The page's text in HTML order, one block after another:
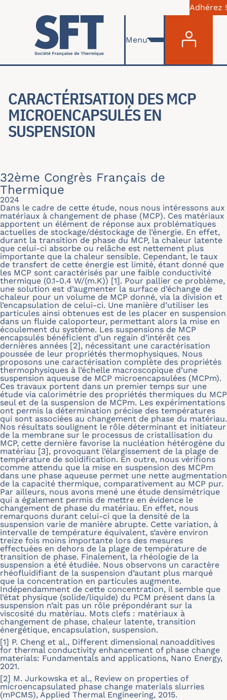
Aller au contenu principal
Adhérez !
Menu
CARACTÉRISATION DES MCP
MICROENCAPSULÉS EN
SUSPENSION
32ème Congrès Français de
Thermique
2024
Dans le cadre de cette étude, nous nous intéressons aux
matériaux à changement de phase (MCP). Ces matériaux
apportent un élément de réponse aux problématiques
actuelles de stockage/déstockage de l’énergie. En effet,
durant la transition de phase du MCP, la chaleur latente
que celui-ci absorbe ou relâche est nettement plus
importante que la chaleur sensible. Cependant, le taux
de transfert de cette énergie est limité, étant donné que
les MCP sont caractérisés par une faible conductivité
thermique (0.1-0.4 W/(m.K)) [1]. Pour pallier ce problème,
une solution est d’augmenter la surface d’échange de
chaleur pour un volume de MCP donné, via la division et
l’encapsulation de celui-ci. Une manière d’utiliser les
particules ainsi obtenues est de les placer en suspension
dans un fluide caloporteur, permettant alors la mise en
écoulement du système. Les suspensions de MCP
encapsulés bénéficient d’un regain d’intérêt ces
dernières années [2], nécessitant une caractérisation
poussée de leur propriétés thermophysiques. Nous
proposons une caractérisation complète des propriétés
thermophysiques à l’échelle macroscopique d’une
suspension aqueuse de MCP microencapsulées (MCPm).
Ces travaux portent dans un premier temps sur une
étude via calorimétrie des propriétés thermiques du MCP
seul et de la suspension de MCPm. Les expérimentations
ont permis la détermination précise des températures
qui sont associées au changement de phase du matériau.
Nos résultats soulignent le rôle déterminant et initiateur
de la membrane sur le processus de cristallisation du
MCP, cette dernière favorise la nucléation hétérogène du
matériau [3], provoquant l’élargissement de la plage de
température de solidification. En outre, nous vérifions
comme attendu que la mise en suspension des MCPm
dans une phase aqueuse permet une nette augmentation
de la capacité thermique, comparativement au MCP pur.
Par ailleurs, nous avons mené une étude densimétrique
qui a également permis de mettre en évidence le
changement de phase du matériau. En effet, nous
remarquons durant celui-ci que la densité de la
suspension varie de manière abrupte. Cette variation, à
intervalle de température équivalent, s’avère environ
treize fois moins importante lors des mesures
effectuées en dehors de la plage de température de
transition de phase. Finalement, la rhéologie de la
suspension a été étudiée. Nous observons un caractère
rhéofluidifiant de la suspension d’autant plus marqué
que la concentration en particules augmente.
Indépendamment de cette concentration, il semble que
l’état physique (solide/liquide) du PCM présent dans la
suspension n’ait pas un rôle prépondérant sur la
viscosité du matériau. Mots clefs : matériaux à
changement de phase, chaleur latente, transition
énergétique, encapsulation, suspension.
[1] P. Cheng et al., Different dimensional nanoadditives
for thermal conductivity enhancement of phase change
materials: Fundamentals and applications, Nano Energy,
2021.
[2] M. Jurkowska et al., Review on properties of
microencapsulated phase change materials slurries
(mPCMS), Applied Thermal Engineering, 2015.